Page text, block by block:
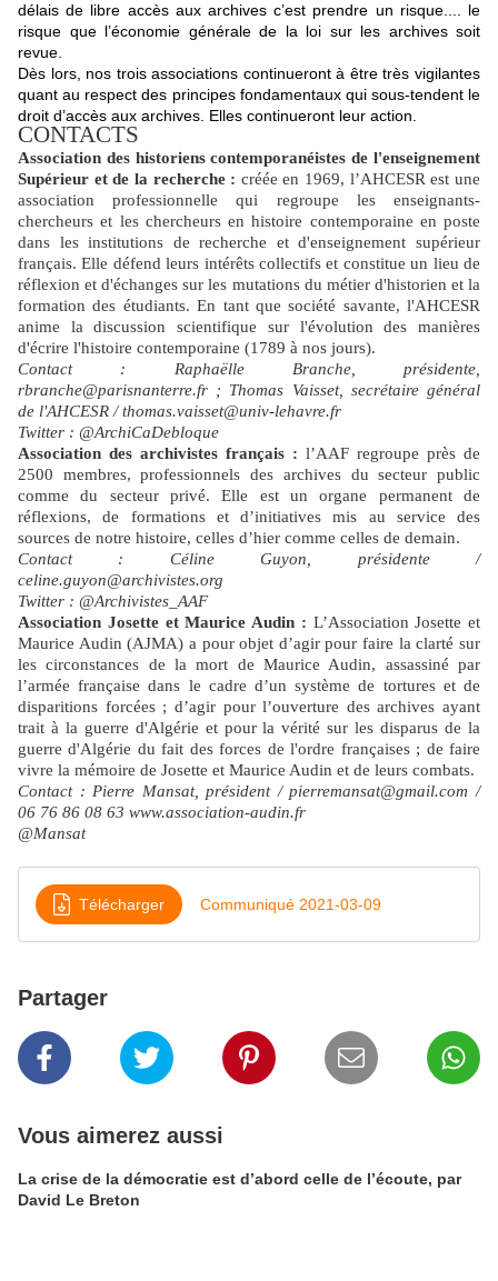
délais de libre accès aux archives c’est prendre un risque.... le
risque que l’économie générale de la loi sur les archives soit
revue.
Dès lors, nos trois associations continuerontà être très vigilantes
quant au respect des principes fondamentaux qui sous-tendent le
droit d’accès aux archives. Elles continueront leur action.
CONTACTS
Association des historiens contemporanéistes de l'enseignement
Supérieur et de la recherche : créée en 1969, l’AHCESR est une
association professionnelle qui regroupe les enseignants-
chercheurs et les chercheurs en histoire contemporaine en poste
dans les institutions de recherche et d'enseignement supérieur
français. Elle défend leurs intérêts collectifs et constitue un lieu de
réflexion et d'échanges sur les mutations du métier d'historien et la
formation des étudiants. En tant que société savante, l'AHCESR
anime la discussion scientifique sur l'évolution des manières
d'écrire l'histoire contemporaine (1789 à nos jours).
Contact : Raphaëlle Branche, présidente,
rbranche@parisnanterre.fr ; Thomas Vaisset, secrétaire général
de l'AHCESR / thomas.vaisset@univ-lehavre.fr
Twitter : @ArchiCaDebloque
Association des archivistes français : l’AAF regroupe près de
2500 membres, professionnels des archives du secteur public
comme du secteur privé. Elle est un organe permanent de
réflexions, de formations et d’initiatives mis au service des
sources de notre histoire, celles d’hier comme celles de demain.
Contact : Céline Guyon, présidente /
celine.guyon@archivistes.org
Twitter : @Archivistes_AAF
Association Josette et Maurice Audin : L’Association Josette et
Maurice Audin (AJMA) a pour objet d’agir pour faire la clarté sur
les circonstances de la mort de Maurice Audin, assassiné par
l’armée française dans le cadre d’un système de tortures et de
disparitions forcées ; d’agir pour l’ouverture des archives ayant
trait à la guerre d'Algérie et pour la vérité sur les disparus de la
guerre d'Algérie du fait des forces de l'ordre françaises ; de faire
vivre la mémoire de Josette et Maurice Audin et de leurs combats.
Contact : Pierre Mansat, président / pierremansat@gmail.com /
06 76 86 08 63 www.association-audin.fr
@Mansat
Télécharger Communiqué 2021-03-09
Partager
Vous aimerez aussi
La crise de la démocratie est d’abord celle de l’écoute, par
David Le Breton